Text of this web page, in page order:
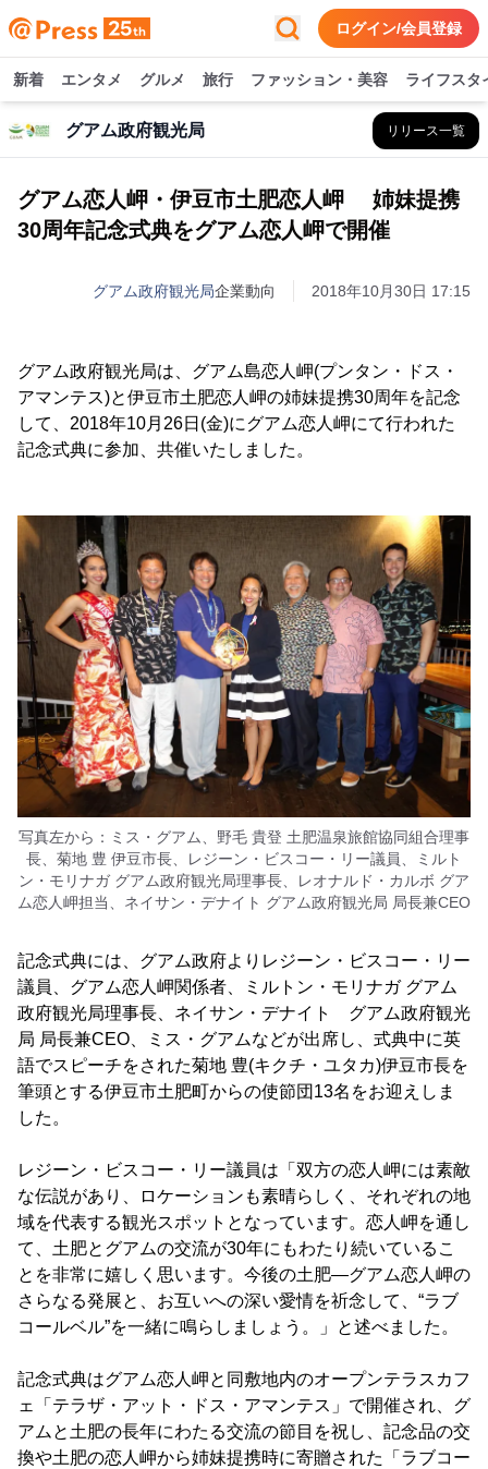
ログイン/会員登録
新着 エンタメ グルメ 旅行 ファッション・美容 ライフスタ
グアム政府観光局 リリース一覧
グアム恋人岬・伊豆市土肥恋人岬 姉妹提携
30周年記念式典をグアム恋人岬で開催
グアム政府観光局企業動向 2018年10月30日 17:15
グアム政府観光局は、グアム島恋人岬(プンタン・ドス・
アマンテス)と伊豆市土肥恋人岬の姉妹提携30周年を記念
して、2018年10月26日(金)にグアム恋人岬にて行われた
記念式典に参加、共催いたしました。
写真左から：ミス・グアム、野毛 貴登 土肥温泉旅館協同組合理事
長、菊地 豊 伊豆市長、レジーン・ビスコー・リー議員、ミルト
ン・モリナガ グアム政府観光局理事長、レオナルド・カルボ グア
ム恋人岬担当、ネイサン・デナイト グアム政府観光局 局長兼CEO
記念式典には、グアム政府よりレジーン・ビスコー・リー
議員、グアム恋人岬関係者、ミルトン・モリナガ グアム
政府観光局理事長、ネイサン・デナイト グアム政府観光
局 局長兼CEO、ミス・グアムなどが出席し、式典中に英
語でスピーチをされた菊地 豊(キクチ・ユタカ)伊豆市長を
筆頭とする伊豆市土肥町からの使節団13名をお迎えしま
した。
レジーン・ビスコー・リー議員は「双方の恋人岬には素敵
な伝説があり、ロケーションも素晴らしく、それぞれの地
域を代表する観光スポットとなっています。恋人岬を通し
て、土肥とグアムの交流が30年にもわたり続いているこ
とを非常に嬉しく思います。今後の土肥―グアム恋人岬の
さらなる発展と、お互いへの深い愛情を祈念して、“ラブ
コールベル”を一緒に鳴らしましょう。」と述べました。
記念式典はグアム恋人岬と同敷地内のオープンテラスカフ
ェ「テラザ・アット・ドス・アマンテス」で開催され、グ
アムと土肥の長年にわたる交流の節目を祝し、記念品の交
換や土肥の恋人岬から姉妹提携時に寄贈された「ラブコー